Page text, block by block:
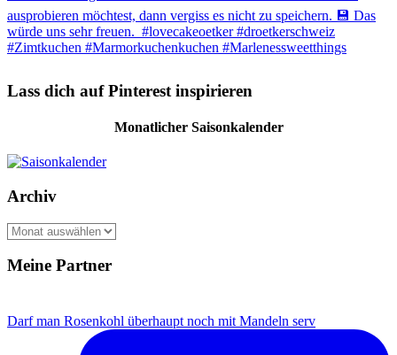
Lass dich auf Pinterest inspirieren
Monatlicher Saisonkalender
Archiv
A
c
Meine Partner
Darf man Rosenkohl überhaupt noch mit Mandeln serv